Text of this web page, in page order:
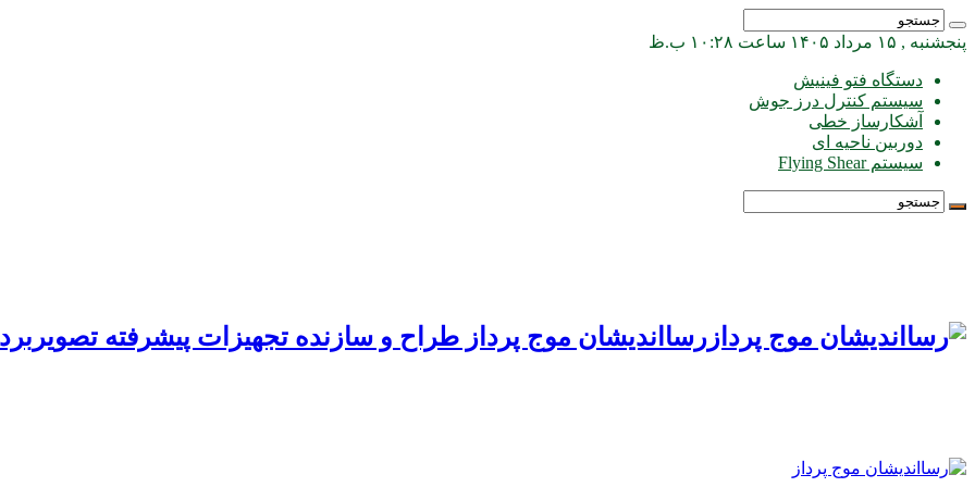
پنجشنبه , ۱۵ مرداد ۱۴۰۵ ساعت ۱۰:۲۸ ب.ظ
دستگاه فتو فینیش
سیستم کنترل درز جوش
آشکارساز خطی
دوربین ناحیه ای
سیستم Flying Shear
رسااندیشان موج پرداز طراح و سازنده تجهیزات پیشرفته